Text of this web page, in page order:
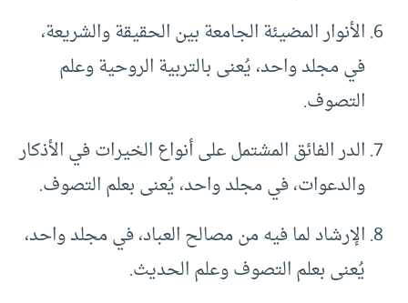
الأنوار المضيئة الجامعة بين الحقيقة والشريعة،
في مجلد واحد، يُعنى بالتربية الروحية وعلم
التصوف.
الدر الفائق المشتمل على أنواع الخيرات في الأذكار
والدعوات، في مجلد واحد، يُعنى بعلم التصوف.
الإرشاد لما فيه من مصالح العباد، في مجلد واحد،
يُعنى بعلم التصوف وعلم الحديث.